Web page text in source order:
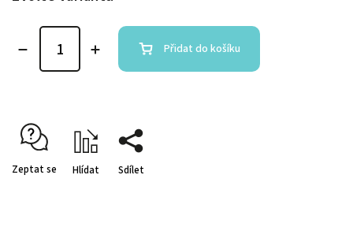
Přidat do košíku
Zeptat se Hlídat Sdílet